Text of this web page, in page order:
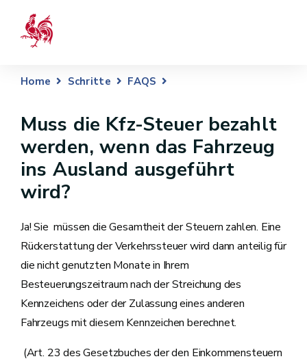
Home Schritte FAQS
Muss die Kfz-Steuer bezahlt
werden, wenn das Fahrzeug
ins Ausland ausgeführt
wird?
Ja! Sie müssen die Gesamtheit der Steuern zahlen. Eine
Rückerstattung der Verkehrssteuer wird dann anteilig für
die nicht genutzten Monate in Ihrem
Besteuerungszeitraum nach der Streichung des
Kennzeichens oder der Zulassung eines anderen
Fahrzeugs mit diesem Kennzeichen berechnet.
(Art. 23 des Gesetzbuches der den Einkommensteuern